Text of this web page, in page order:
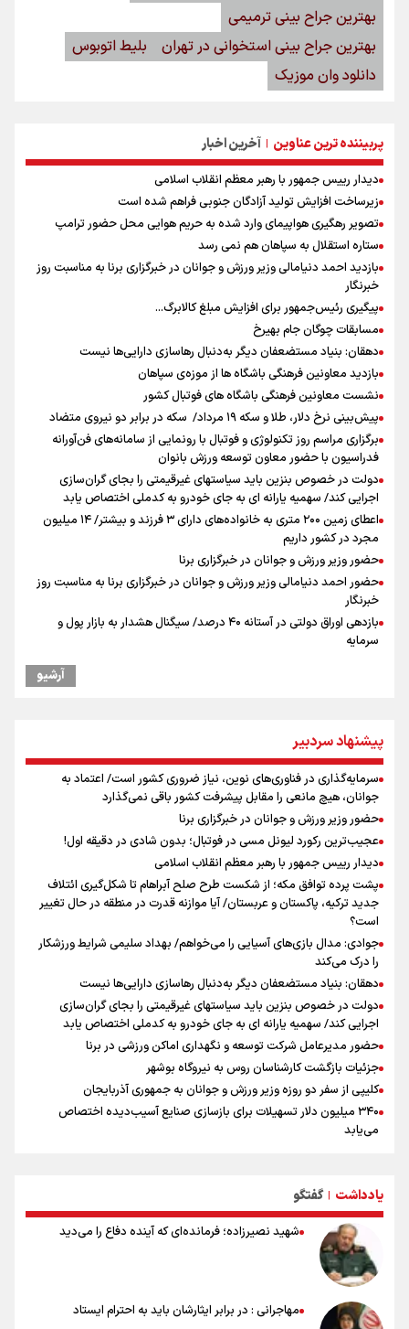
پربیننده ترین عناوین | آخرین اخبار
دیدار رییس جمهور با رهبر معظم انقلاب اسلامی
زیرساخت افزایش تولید آزادگان جنوبی فراهم شده است
تصویر رهگیری هواپیمای وارد شده به حریم هوایی محل حضور ترامپ
ستاره استقلال به سپاهان هم نمی رسد
بازدید احمد دنیامالی وزیر ورزش و جوانان در خبرگزاری برنا به مناسبت روز
خبرنگار
پیگیری رئیس‌جمهور برای افزایش مبلغ کالابرگ...
مسابقات چوگان جام بهیرخ
دهقان: بنیاد مستضعفان دیگر به‌دنبال رهاسازی دارایی‌ها نیست
بازدید معاونین فرهنگی باشگاه ها از موزه‌ی سپاهان
نشست معاونین فرهنگی باشگاه های فوتبال کشور
پیش‌بینی نرخ دلار، طلا و سکه ۱۹ مرداد/ سکه در برابر دو نیروی متضاد
برگزاری مراسم روز تکنولوژی و فوتبال با رونمایی از سامانه‌های فن‌آورانه
فدراسیون با حضور معاون توسعه ورزش بانوان
دولت در خصوص بنزین باید سیاستهای غیرقیمتی را بجای گران‌سازی
اجرایی کند/ سهمیه یارانه ای به جای خودرو به کدملی اختصاص یابد
اعطای زمین ۲۰۰ متری به خانواده‌های دارای ۳ فرزند و بیشتر/ ۱۴ میلیون
مجرد در کشور داریم
حضور وزیر ورزش و جوانان در خبرگزاری برنا
حضور احمد دنیامالی وزیر ورزش و جوانان در خبرگزاری برنا به مناسبت روز
خبرنگار
بازدهی اوراق دولتی در آستانه ۴۰ درصد/ سیگنال هشدار به بازار پول و
سرمایه
شخصی خودش بوده است
نکونام: چند روز یکبار تماشاگران امکان حضور در تمرینات خواهند داشت
پاسخ منفی مجیدی، نکونام را سرمربی کرد؛ ماجرای عجیب نیمکت تراکتور
پیشنهاد رسمی تراکتور به بازیکن مورد علاقه نکونام
از افزایش دو برابری دفاتر تا غیر رسمی بودن قراردادهای یکسان
آرشیو
پیشنهاد سردبیر
سرمایه‌گذاری در فناوری‌های نوین، نیاز ضروری کشور است/ اعتماد به
جوانان، هیچ مانعی را مقابل پیشرفت کشور باقی نمی‌گذارد
حضور وزیر ورزش و جوانان در خبرگزاری برنا
عجیب‌ترین رکورد لیونل مسی در فوتبال؛ بدون شادی در دقیقه اول!
دیدار رییس جمهور با رهبر معظم انقلاب اسلامی
پشت پرده توافق مکه؛ از شکست طرح صلح آبراهام تا شکل‌گیری ائتلاف
جدید ترکیه، پاکستان و عربستان/ آیا موازنه قدرت در منطقه در حال تغییر
است؟
جوادی: مدال بازی‌های آسیایی را می‌خواهم/ بهداد سلیمی شرایط ورزشکار
را درک می‌کند
دهقان: بنیاد مستضعفان دیگر به‌دنبال رهاسازی دارایی‌ها نیست
دولت در خصوص بنزین باید سیاستهای غیرقیمتی را بجای گران‌سازی
اجرایی کند/ سهمیه یارانه ای به جای خودرو به کدملی اختصاص یابد
حضور مدیرعامل شرکت توسعه و نگهداری اماکن ورزشی در برنا
جزئیات بازگشت کارشناسان روس به نیروگاه بوشهر
کلیپی از سفر دو روزه وزیر ورزش و جوانان به جمهوری آذربایجان
۳۴۰ میلیون دلار تسهیلات برای بازسازی صنایع آسیب‌دیده اختصاص
می‌یابد
استقبال ۳ هزار جوان از کارگاه‌های مهارت‌آموزی در ۲۵۰ شهرستان کشور
شوک بزرگ برای لیونل مسی!
سخنگوی سپاه: بازگشایی تنگۀ هرمز منوط به پذیرش شروط ایران از سوی
آمریکاست و ارتباطی به مذاکرات ایران و عمان ندارد
علت نامگذاری ۱۷ مرداد به عنوان روز خبرنگار چیست؟
ورود مواد آلاینده به منابع آب از نگرانی‌های جدی دوران جنگ است/ خطر از
دست رفتن باروری خاک
یادداشت | گفتگو
شهید نصیرزاده؛ فرمانده‌ای که آینده دفاع را می‌دید
مهاجرانی : در برابر ایثارشان باید به احترام ایستاد
بهترین جراح بینی ترمیمی
بهترین جراح بینی استخوانی در تهران
بلیط اتوبوس
دانلود وان موزیک